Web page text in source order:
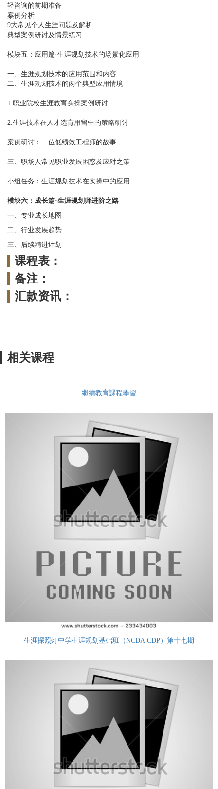
轻咨询的前期准备
案例分析
9大常见个人生涯问题及解析
典型案例研讨及情景练习
模块五：应用篇·生涯规划技术的场景化应用
一、生涯规划技术的应用范围和内容
二、生涯规划技术的两个典型应用情境
1.职业院校生涯教育实操案例研讨
2.生涯技术在人才选育用留中的策略研讨
案例研讨：一位低绩效工程师的故事
三、职场人常见职业发展困惑及应对之策
小组任务：生涯规划技术在实操中的应用
模块六： 成长篇·生涯规划师进阶之路
一、专业成长地图
二、行业发展趋势
三、后续精进计划
课程表：
备注：
汇款资讯：
相关课程
繼續教育課程學習
生涯探照灯中学生涯规划基础班（NCDA CDP）第十七期